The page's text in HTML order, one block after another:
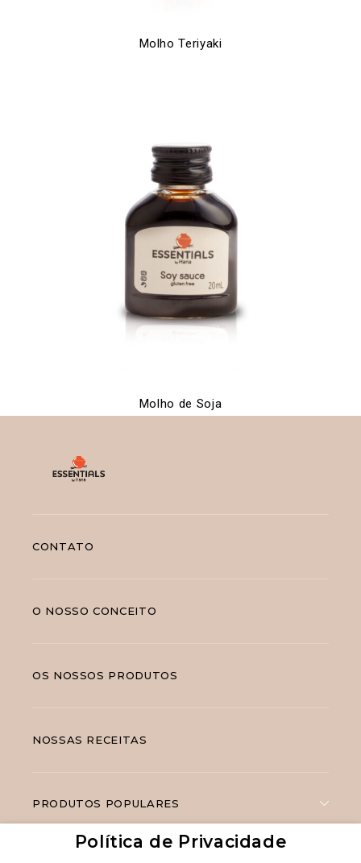
Molho Teriyaki
Molho de Soja
CONTATO
O NOSSO CONCEITO
OS NOSSOS PRODUTOS
NOSSAS RECEITAS
PRODUTOS POPULARES
Política de Privacidade